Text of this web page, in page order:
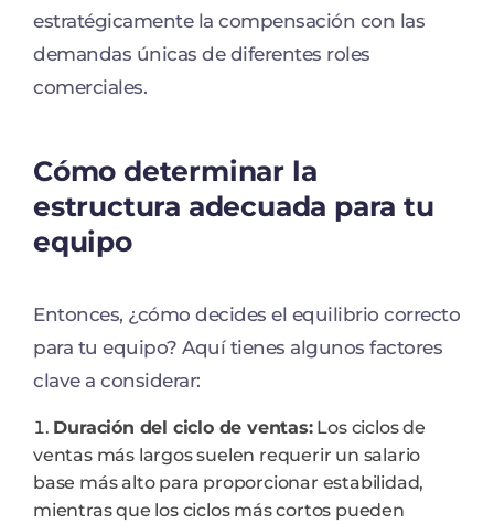
estratégicamente la compensación con las
demandas únicas de diferentes roles
comerciales.
Cómo determinar la
estructura adecuada para tu
equipo
Entonces, ¿cómo decides el equilibrio correcto
para tu equipo? Aquí tienes algunos factores
clave a considerar:
Duración del ciclo de ventas:Los ciclos de
ventas más largos suelen requerir un salario
base más alto para proporcionar estabilidad,
mientras que los ciclos más cortos pueden